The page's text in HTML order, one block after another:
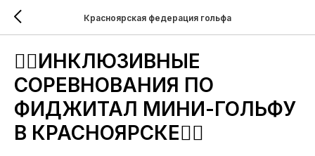
Красноярская федерация гольфа
🏌️‍♂️ИНКЛЮЗИВНЫЕ
СОРЕВНОВАНИЯ ПО
ФИДЖИТАЛ МИНИ-ГОЛЬФУ
В КРАСНОЯРСКЕ🏌️‍♂️